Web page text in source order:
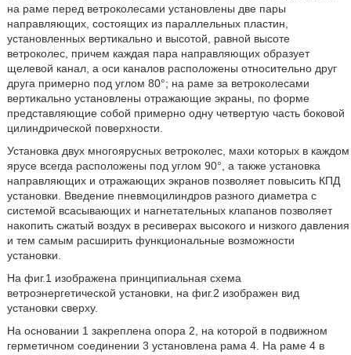
на раме перед ветроколесами установлены две пары
направляющих, состоящих из параллельных пластин,
установленных вертикально и высотой, равной высоте
ветроколес, причем каждая пара направляющих образует
щелевой канал, а оси каналов расположены относительно друг
друга примерно под углом 80°; на раме за ветроколесами
вертикально установлены отражающие экраны, по форме
представляющие собой примерно одну четвертую часть боковой
цилиндрической поверхности.
Установка двух многоярусных ветроколес, махи которых в каждом
ярусе всегда расположены под углом 90°, а также установка
направляющих и отражающих экранов позволяет повысить КПД
установки. Введение пневмоцилиндров разного диаметра с
системой всасывающих и нагнетательных клапанов позволяет
накопить сжатый воздух в ресиверах высокого и низкого давления
и тем самым расширить функциональные возможности
установки.
На фиг.1 изображена принципиальная схема
ветроэнергетической установки, на фиг.2 изображен вид
установки сверху.
На основании 1 закреплена опора 2, на которой в подвижном
герметичном соединении 3 установлена рама 4. На раме 4 в